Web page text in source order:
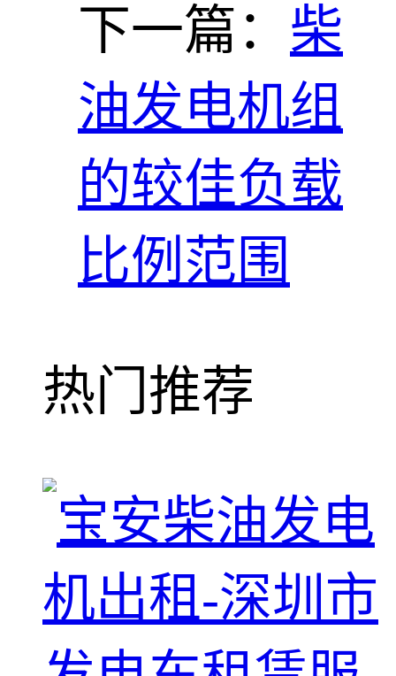
下一篇： 柴
油发电机组
的较佳负载
比例范围
热门推荐